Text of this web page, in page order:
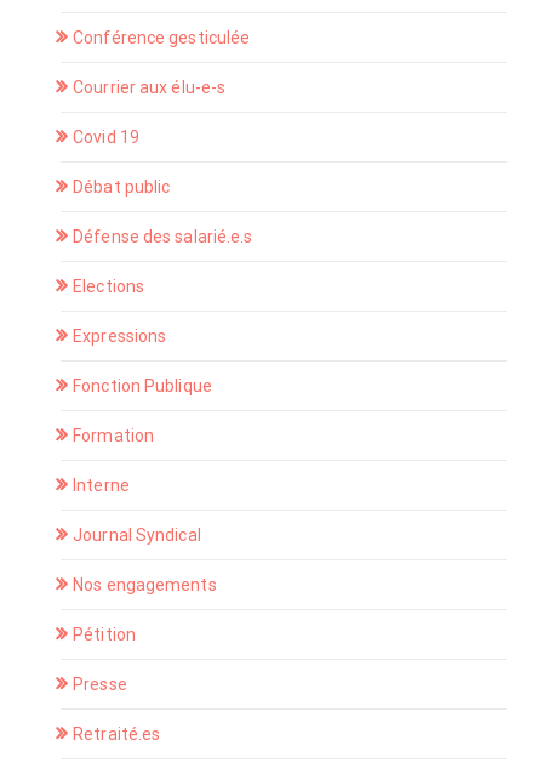
Conférence gesticulée
Courrier aux élu-e-s
Covid 19
Débat public
Défense des salarié.e.s
Elections
Expressions
Fonction Publique
Formation
Interne
Journal Syndical
Nos engagements
Pétition
Presse
Retraité.es